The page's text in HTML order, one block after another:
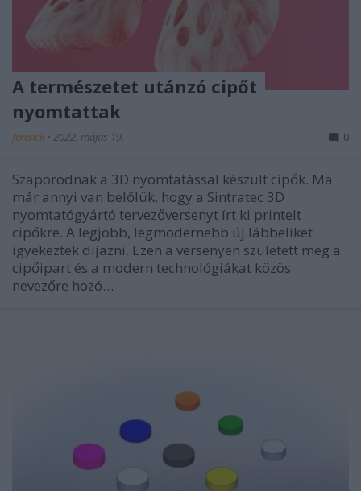
A természetet utánzó cipőt
nyomtattak
ferenck • 2022. május 19. 0
Szaporodnak a 3D nyomtatással készült cipők. Ma
már annyi van belőlük, hogy a Sintratec 3D
nyomtatógyártó tervezőversenyt írt ki printelt
cipőkre. A legjobb, legmodernebb új lábbeliket
igyekeztek díjazni. Ezen a versenyen született meg a
cipőipart és a modern technológiákat közös
nevezőre hozó…